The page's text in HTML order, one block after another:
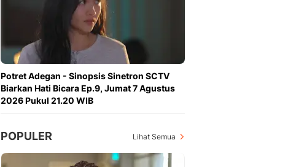
Potret Adegan - Sinopsis Sinetron SCTV
Biarkan Hati Bicara Ep.9, Jumat 7 Agustus
2026 Pukul 21.20 WIB
POPULER Lihat Semua